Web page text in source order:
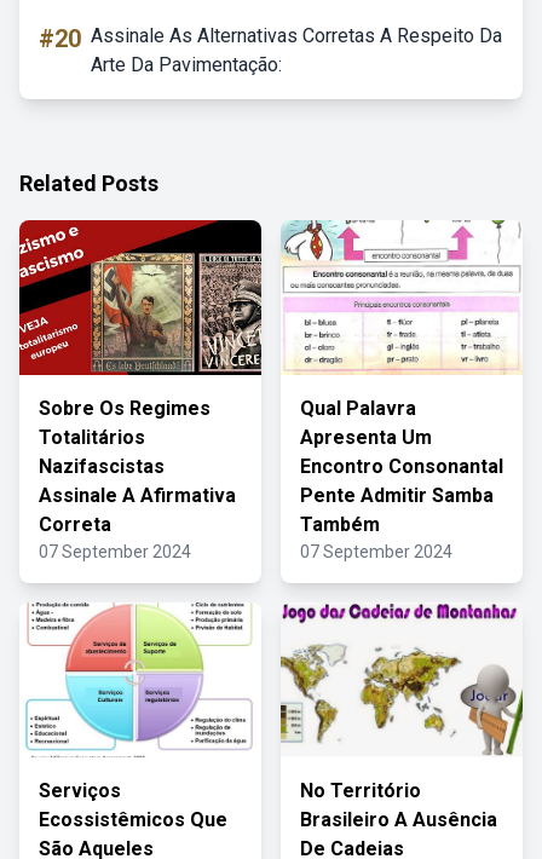
#20 Assinale As Alternativas Corretas A Respeito Da
Arte Da Pavimentação:
Related Posts
Sobre Os Regimes
Totalitários
Nazifascistas
Assinale A Afirmativa
Correta
07 September 2024
Qual Palavra
Apresenta Um
Encontro Consonantal
Pente Admitir Samba
Também
07 September 2024
Serviços
Ecossistêmicos Que
São Aqueles
No Território
Brasileiro A Ausência
De Cadeias